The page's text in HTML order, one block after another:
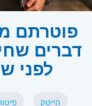
דברים
לפני
הייטק